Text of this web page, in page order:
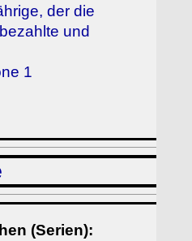
der die
und
1
(Serien):